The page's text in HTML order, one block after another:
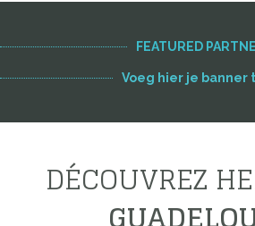
FEATURED
Voeg hier je banner
DÉCOUVREZ